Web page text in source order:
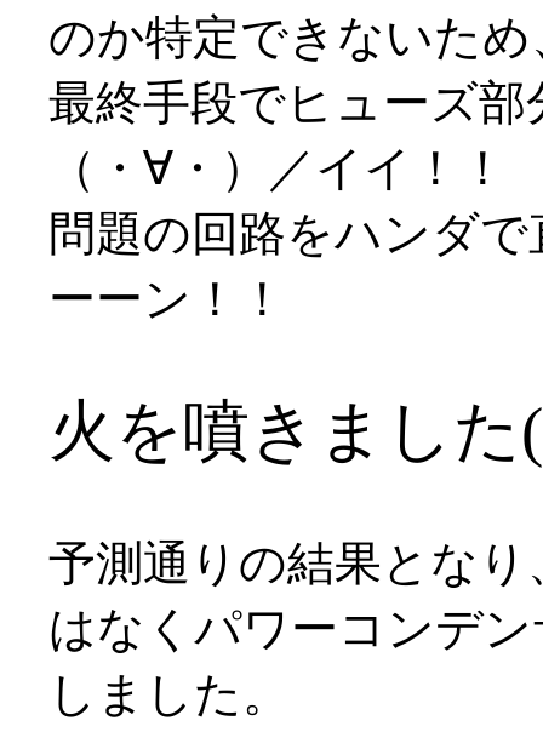
のか特定できないため
最終手段でヒューズ
（・∀・）／イイ！！
問題の回路をハンダ
ーーン！！
火を噴きました
予測通りの結果とな
はなくパワーコンデ
しました。